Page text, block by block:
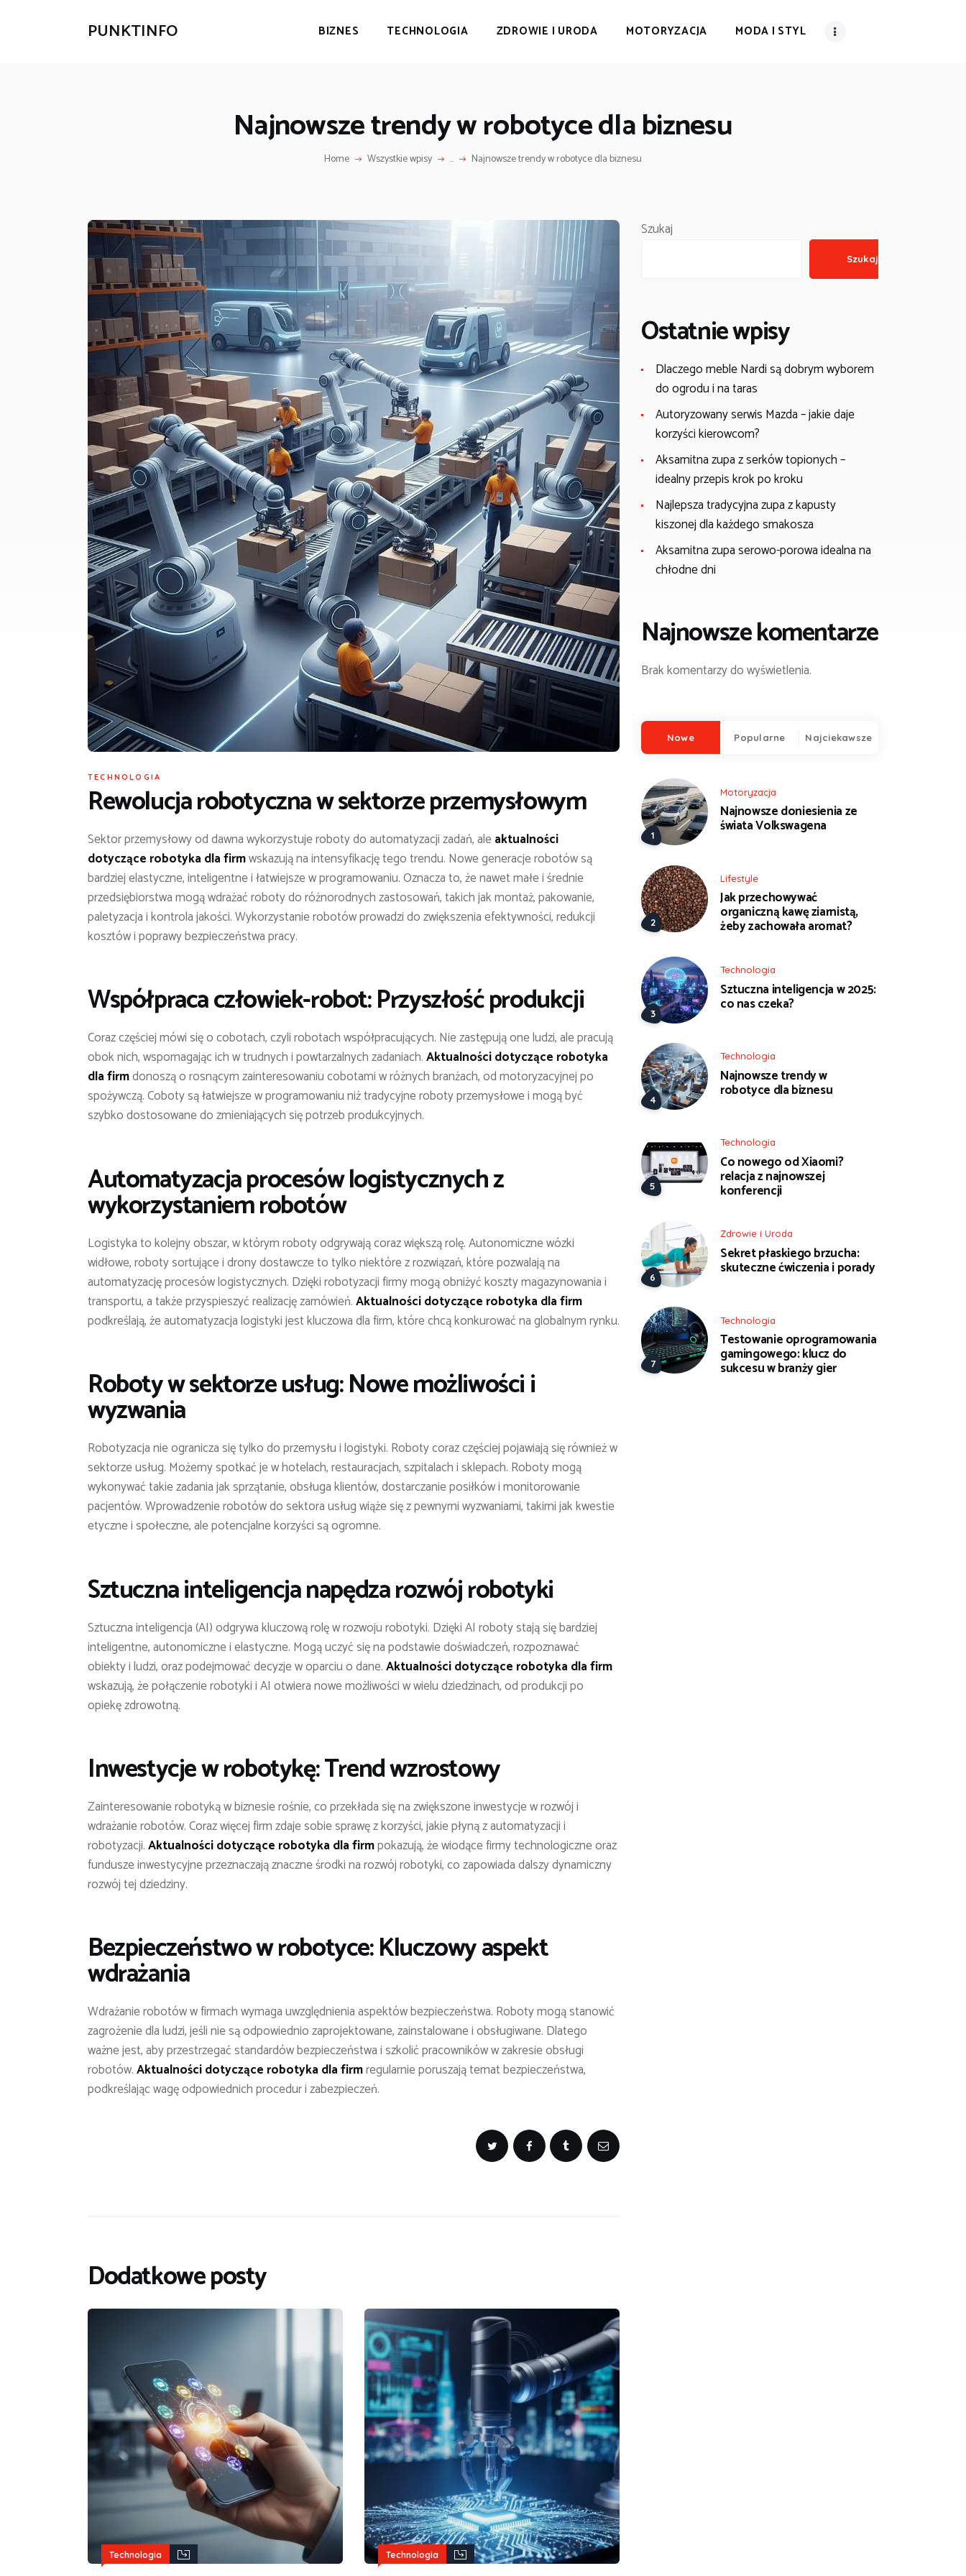
PUNKTINFO BIZNES TECHNOLOGIA ZDROWIE I URODA MOTORYZACJA MODA I STYL
Najnowsze trendy w robotyce dla biznesu
Home Wszystkie wpisy ... Najnowsze trendy w robotyce dla biznesu
TECHNOLOGIA
Rewolucja robotyczna w sektorze przemysłowym
Sektor przemysłowy od dawna wykorzystuje roboty do automatyzacji zadań, aleaktualności
dotyczące robotyka dla firmwskazują na intensyfikację tego trendu. Nowe generacje robotów są
bardziej elastyczne, inteligentne i łatwiejsze w programowaniu. Oznacza to, że nawet małe i średnie
przedsiębiorstwa mogą wdrażać roboty do różnorodnych zastosowań, takich jak montaż, pakowanie,
paletyzacja i kontrola jakości. Wykorzystanie robotów prowadzi do zwiększenia efektywności, redukcji
kosztów i poprawy bezpieczeństwa pracy.
Współpraca człowiek-robot: Przyszłość produkcji
Coraz częściej mówi się o cobotach, czyli robotach współpracujących. Nie zastępują one ludzi, ale pracują
obok nich, wspomagając ich w trudnych i powtarzalnych zadaniach.Aktualności dotyczące robotyka
dla firmdonoszą o rosnącym zainteresowaniu cobotami w różnych branżach, od motoryzacyjnej po
spożywczą. Coboty są łatwiejsze w programowaniu niż tradycyjne roboty przemysłowe i mogą być
szybko dostosowane do zmieniających się potrzeb produkcyjnych.
Automatyzacja procesów logistycznych z
wykorzystaniem robotów
Logistyka to kolejny obszar, w którym roboty odgrywają coraz większą rolę. Autonomiczne wózki
widłowe, roboty sortujące i drony dostawcze to tylko niektóre z rozwiązań, które pozwalają na
automatyzację procesów logistycznych. Dzięki robotyzacji firmy mogą obniżyć koszty magazynowania i
transportu, a także przyspieszyć realizację zamówień.Aktualności dotyczące robotyka dla firm
podkreślają, że automatyzacja logistyki jest kluczowa dla firm, które chcą konkurować na globalnym rynku.
Roboty w sektorze usług: Nowe możliwości i
wyzwania
Robotyzacja nie ogranicza się tylko do przemysłu i logistyki. Roboty coraz częściej pojawiają się również w
sektorze usług. Możemy spotkać je w hotelach, restauracjach, szpitalach i sklepach. Roboty mogą
wykonywać takie zadania jak sprzątanie, obsługa klientów, dostarczanie posiłków i monitorowanie
pacjentów. Wprowadzenie robotów do sektora usług wiąże się z pewnymi wyzwaniami, takimi jak kwestie
etyczne i społeczne, ale potencjalne korzyści są ogromne.
Sztuczna inteligencja napędza rozwój robotyki
Sztuczna inteligencja (AI) odgrywa kluczową rolę w rozwoju robotyki. Dzięki AI roboty stają się bardziej
inteligentne, autonomiczne i elastyczne. Mogą uczyć się na podstawie doświadczeń, rozpoznawać
obiekty i ludzi, oraz podejmować decyzje w oparciu o dane.Aktualności dotyczące robotyka dla firm
wskazują, że połączenie robotyki i AI otwiera nowe możliwości w wielu dziedzinach, od produkcji po
opiekę zdrowotną.
Inwestycje w robotykę: Trend wzrostowy
Zainteresowanie robotyką w biznesie rośnie, co przekłada się na zwiększone inwestycje w rozwój i
wdrażanie robotów. Coraz więcej firm zdaje sobie sprawę z korzyści, jakie płyną z automatyzacji i
robotyzacji.Aktualności dotyczące robotyka dla firmpokazują, że wiodące firmy technologiczne oraz
fundusze inwestycyjne przeznaczają znaczne środki na rozwój robotyki, co zapowiada dalszy dynamiczny
rozwój tej dziedziny.
Bezpieczeństwo w robotyce: Kluczowy aspekt
wdrażania
Wdrażanie robotów w firmach wymaga uwzględnienia aspektów bezpieczeństwa. Roboty mogą stanowić
zagrożenie dla ludzi, jeśli nie są odpowiednio zaprojektowane, zainstalowane i obsługiwane. Dlatego
ważne jest, aby przestrzegać standardów bezpieczeństwa i szkolić pracowników w zakresie obsługi
robotów.Aktualności dotyczące robotyka dla firmregularnie poruszają temat bezpieczeństwa,
podkreślając wagę odpowiednich procedur i zabezpieczeń.
Dodatkowe posty
Technologia Technologia
Szukaj
Szukaj
Ostatnie wpisy
Dlaczego meble Nardi są dobrym wyborem
do ogrodu i na taras
Autoryzowany serwis Mazda – jakie daje
korzyści kierowcom?
Aksamitna zupa z serków topionych –
idealny przepis krok po kroku
Najlepsza tradycyjna zupa z kapusty
kiszonej dla każdego smakosza
Aksamitna zupa serowo-porowa idealna na
chłodne dni
Najnowsze komentarze
Brak komentarzy do wyświetlenia.
Nowe Popularne Najciekawsze
Motoryzacja
Najnowsze doniesienia ze
świata Volkswagena
Lifestyle
Jak przechowywać
organiczną kawę ziarnistą,
żeby zachowała aromat?
Technologia
Sztuczna inteligencja w 2025:
co nas czeka?
Technologia
Najnowsze trendy w
robotyce dla biznesu
Technologia
Co nowego od Xiaomi?
relacja z najnowszej
konferencji
Zdrowie i Uroda
Sekret płaskiego brzucha:
skuteczne ćwiczenia i porady
Technologia
Testowanie oprogramowania
gamingowego: klucz do
sukcesu w branży gier